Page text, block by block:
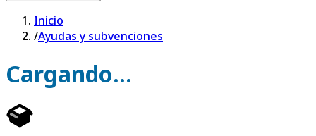
Inicio
/Ayudas y subvenciones
Cargando...